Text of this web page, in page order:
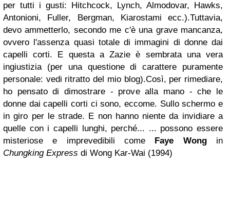
per tutti i gusti: Hitchcock, Lynch, Almodovar, Hawks,
Antonioni, Fuller, Bergman, Kiarostami ecc.).Tuttavia,
devo ammetterlo, secondo me c'è una grave mancanza,
ovvero l'assenza quasi totale di immagini di donne dai
capelli corti. E questa a Zazie è sembrata una vera
ingiustizia (per una questione di carattere puramente
personale: vedi ritratto del mio blog).Così, per rimediare,
ho pensato di dimostrare - prove alla mano - che le
donne dai capelli corti ci sono, eccome. Sullo schermo e
in giro per le strade. E non hanno niente da invidiare a
quelle con i capelli lunghi, perché... ... possono essere
misteriose e imprevedibili come Faye Wongin
Chungking Express di Wong Kar-Wai (1994)